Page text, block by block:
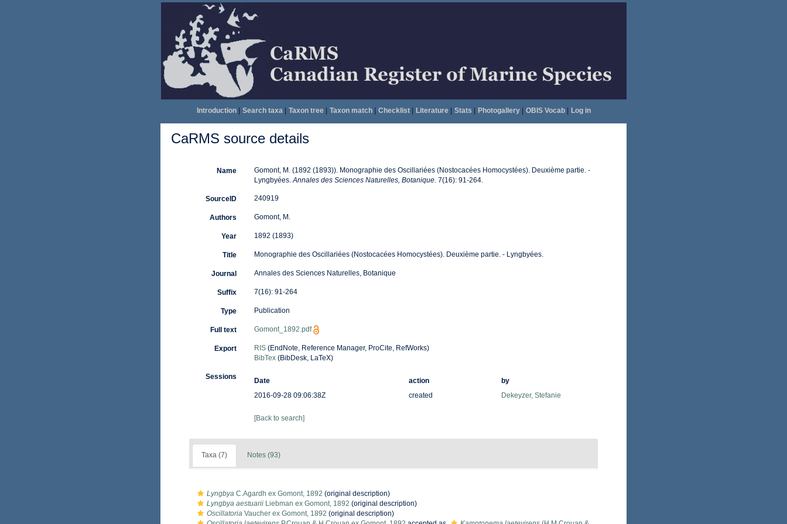
Introduction| Search taxa| Taxon tree| Taxon match| Checklist| Literature| Stats Photogallery| OBIS Vocab| Log in
CaRMS source details
Name
Gomont, M. (1892 (1893)). Monographie des Oscillariées (Nostocacées Homocystées). Deuxième partie. -
Lyngbyées.Annales des Sciences Naturelles, Botanique. 7(16): 91-264.
SourceID 240919
Authors Gomont, M.
Year 1892 (1893)
Title Monographie des Oscillariées (Nostocacées Homocystées). Deuxième partie. - Lyngbyées.
Journal Annales des Sciences Naturelles, Botanique
Suffix 7(16): 91-264
Type Publication
Full text Gomont_1892.pdf
Export RIS(EndNote, Reference Manager, ProCite, RefWorks)
BibTex(BibDesk, LaTeX)
Sessions Date action
by
2016-09-28 09:06:38Z
created Dekeyzer, Stefanie
[Back to search]
Taxa (7) Notes (93)
Lyngbya C.Agardh ex Gomont, 1892 (original description)
Lyngbya aestuarii Liebman ex Gomont, 1892 (original description)
Oscillatoria Vaucher ex Gomont, 1892 (original description)